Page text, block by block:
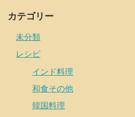
カテゴリー
未分類
レシピ
インド料理
和食その他
韓国料理